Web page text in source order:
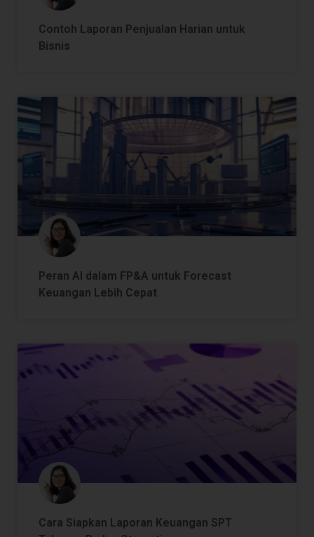
Contoh Laporan Penjualan Harian untuk
Bisnis
Peran AI dalam FP&A untuk Forecast
Keuangan Lebih Cepat
Cara Siapkan Laporan Keuangan SPT